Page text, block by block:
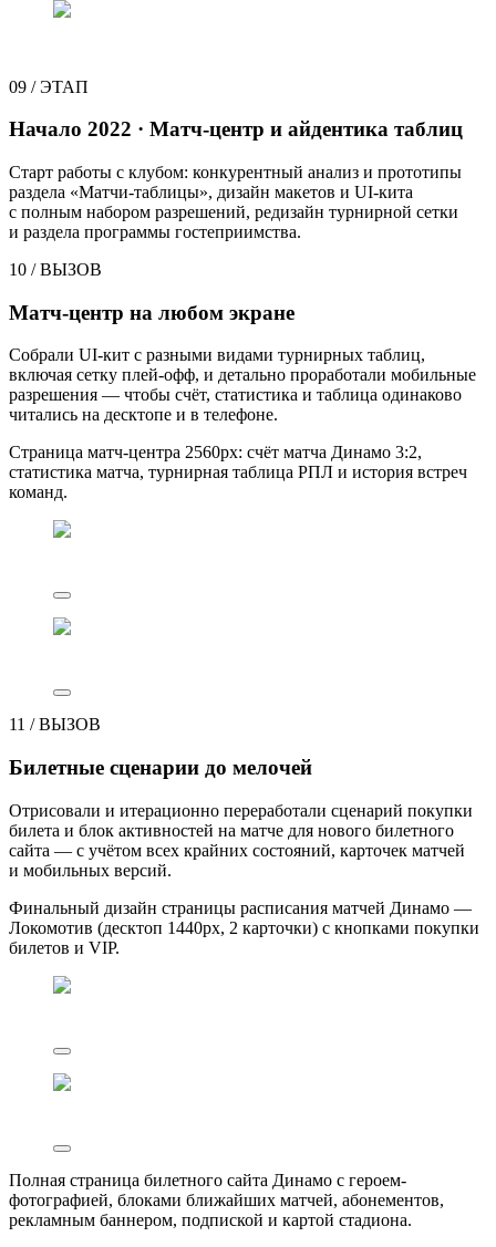
09 /ЭТАП
Начало 2022 · Матч-центр и айдентика таблиц
Старт работы с клубом: конкурентный анализ и прототипы
раздела «Матчи-таблицы», дизайн макетов и UI-кита
с полным набором разрешений, редизайн турнирной сетки
и раздела программы гостеприимства.
10 /ВЫЗОВ
Матч-центр на любом экране
Собрали UI-кит с разными видами турнирных таблиц,
включая сетку плей-офф, и детально проработали мобильные
разрешения — чтобы счёт, статистика и таблица одинаково
читались на десктопе и в телефоне.
Страница матч-центра 2560px: счёт матча Динамо 3:2,
статистика матча, турнирная таблица РПЛ и история встреч
команд.
11 /ВЫЗОВ
Билетные сценарии до мелочей
Отрисовали и итерационно переработали сценарий покупки
билета и блок активностей на матче для нового билетного
сайта — с учётом всех крайних состояний, карточек матчей
и мобильных версий.
Финальный дизайн страницы расписания матчей Динамо —
Локомотив (десктоп 1440px, 2 карточки) с кнопками покупки
билетов и VIP.
Полная страница билетного сайта Динамо с героем-
фотографией, блоками ближайших матчей, абонементов,
рекламным баннером, подпиской и картой стадиона.